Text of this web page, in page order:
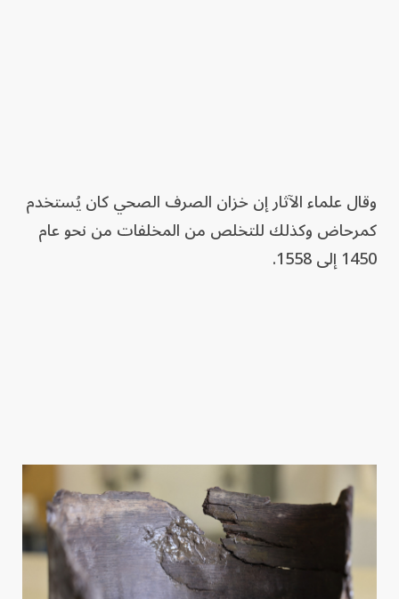
وقال علماء الآثار إن خزان الصرف الصحي كان يُستخدم
كمرحاض وكذلك للتخلص من المخلفات من نحو عام
1450 إلى 1558.